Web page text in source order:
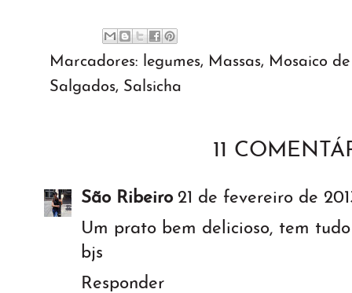
Marcadores: legumes, Massas, Mosaico
Salgados, Salsicha
11
São Ribeiro 21 de fevereiro de
Um prato bem delicioso, tem
bjs
Responder